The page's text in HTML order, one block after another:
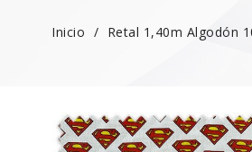
Inicio Retal 1,40m Algodón
-2,80 €